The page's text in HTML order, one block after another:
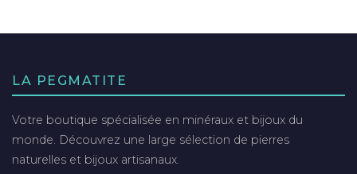
LA PEGMATITE
Votre boutique spécialisée en minéraux et bijoux du
monde. Découvrez une large sélection de pierres
naturelles et bijoux artisanaux.